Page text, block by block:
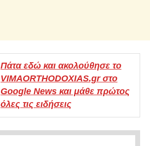
Πάτα εδώ και ακολούθησε το
VIMAORTHODOXIAS.gr στο
Google News και μάθε πρώτος
όλες τις ειδήσεις